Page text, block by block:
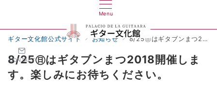
Menu
CONTACT
ギター文化館公式サイト お知らせ 8/25㊐はギタブンまつ2018開催します。楽しみにお待ちください。
8/25㊐はギタブンまつ2018開催しま
す。楽しみにお待ちください。